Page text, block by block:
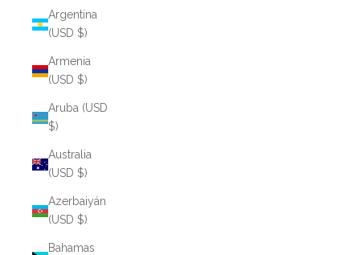
Argentina
(USD $)
Armenia
(USD $)
Aruba (USD
$)
Australia
(USD $)
Azerbaiyán
(USD $)
Bahamas